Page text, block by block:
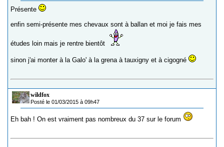
Présente
enfin semi-présente mes chevaux sont à ballan et moi je fais mes
études loin mais je rentre bientôt
sinon j'ai monter à la Galo' à la grena à tauxigny et à cigogné
wildfox
Posté le 01/03/2015 à 09h47
Eh bah ! On est vraiment pas nombreux du 37 sur le forum